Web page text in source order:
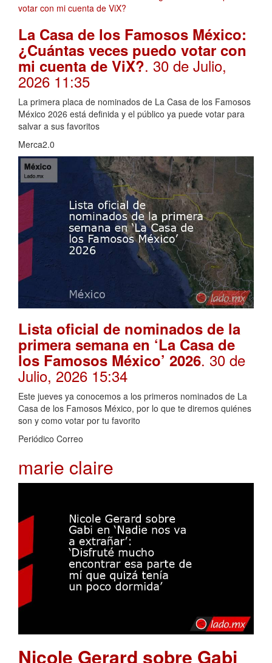
La Casa de los Famosos México:
¿Cuántas veces puedo votar con
mi cuenta de ViX?. 30 de Julio,
2026 11:35
La primera placa de nominados de La Casa de los Famosos
México 2026 está definida y el público ya puede votar para
salvar a sus favoritos
Merca2.0
Lista oficial de nominados de la
primera semana en ‘La Casa de
los Famosos México’ 2026. 30 de
Julio, 2026 15:34
Este jueves ya conocemos a los primeros nominados de La
Casa de los Famosos México, por lo que te diremos quiénes
son y como votar por tu favorito
Periódico Correo
marie claire
Nicole Gerard sobre Gabi